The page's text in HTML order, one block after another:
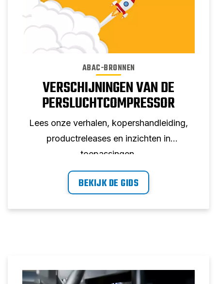
ABAC-BRONNEN
VERSCHIJNINGEN VAN DE
PERSLUCHTCOMPRESSOR
Lees onze verhalen, kopershandleiding,
productreleases en inzichten in
toepassingen.
BEKIJK DE GIDS